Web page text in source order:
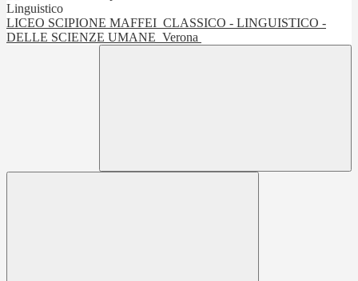
LICEO SCIPIONE MAFFEI CLASSICO - LINGUISTICO -
DELLE SCIENZE UMANE Verona